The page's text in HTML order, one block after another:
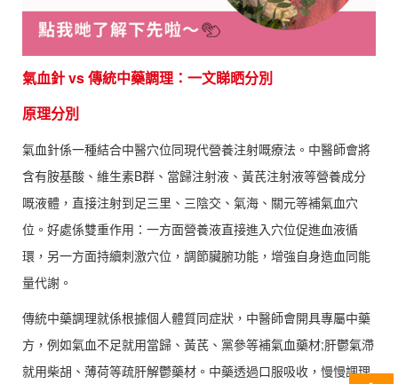
氣血針 vs 傳統中藥調理：一文睇晒分別
原理分別
氣血針係一種結合中醫穴位同現代營養注射嘅療法。中醫師會將
含有胺基酸、維生素B群、當歸注射液、黃芪注射液等營養成分
嘅液體，直接注射到足三里、三陰交、氣海、關元等補氣血穴
位。好處係雙重作用：一方面營養液直接進入穴位促進血液循
環，另一方面持續刺激穴位，調節臟腑功能，增強自身造血同能
量代謝。
傳統中藥調理就係根據個人體質同症狀，中醫師會開具專屬中藥
方，例如氣血不足就用當歸、黃芪、黨參等補氣血藥材;肝鬱氣滯
就用柴胡、薄荷等疏肝解鬱藥材。中藥透過口服吸收，慢慢調理